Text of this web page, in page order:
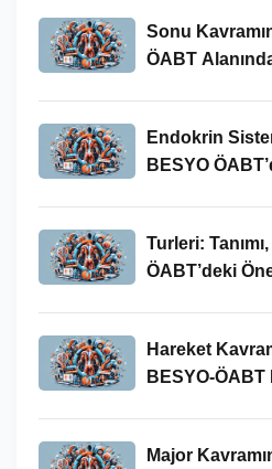
Sonu
ÖABT
Endokrin
BESYO
Turleri:
ÖABT’deki
Hareket
BESYO-ÖABT
Major